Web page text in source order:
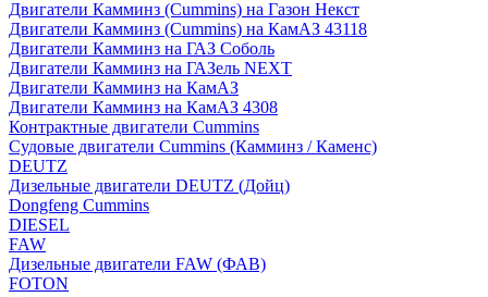
Двигатели Камминз (Cummins) на Газон Некст
Двигатели Камминз (Cummins) на КамАЗ 43118
Двигатели Камминз на ГАЗ Соболь
Двигатели Камминз на ГАЗель NEXT
Двигатели Камминз на КамАЗ
Двигатели Камминз на КамАЗ 4308
Контрактные двигатели Cummins
Судовые двигатели Cummins (Камминз / Каменс)
DEUTZ
Дизельные двигатели DEUTZ (Дойц)
Dongfeng Cummins
DIESEL
FAW
Дизельные двигатели FAW (ФАВ)
FOTON